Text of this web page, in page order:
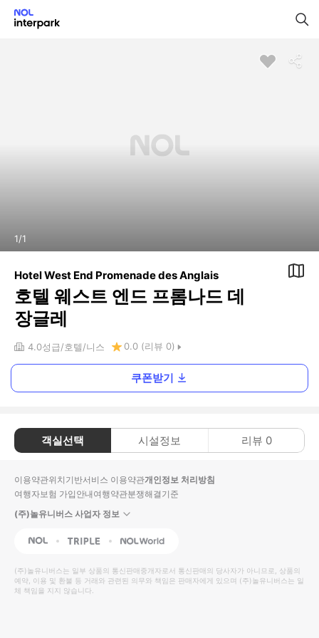
1/1
Hotel West End Promenade des Anglais
호텔 웨스트 엔드 프롬나드 데
장글레
4.0성급 호텔 니스 0.0 (리뷰 0)
쿠폰받기
객실선택 시설정보 리뷰 0
이용약관위치기반서비스 이용약관개인정보 처리방침
여행자보험 가입안내여행약관분쟁해결기준
(주)놀유니버스 사업자 정보
NOL Triple Interpark Global
(주)놀유니버스는 일부 상품의 통신판매중개자로서 통신판매의 당사자가 아니므로, 상품의
예약, 이용 및 환불 등 거래와 관련된 의무와 책임은 판매자에게 있으며 (주)놀유니버스는 일
체 책임을 지지 않습니다.